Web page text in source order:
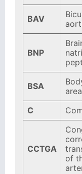
BAV
BNP
BSA
area
C
CCTGA
of